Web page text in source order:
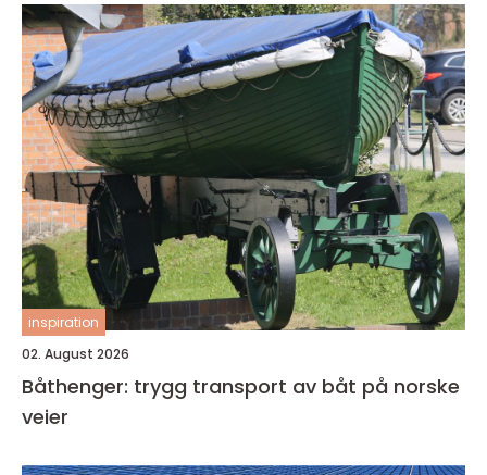
inspiration
02. August 2026
Båthenger: trygg transport av båt på norske
veier